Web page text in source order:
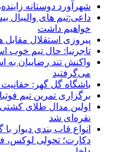
شهرآورد دوستانه
داعی:تیم های والیبال
خواهیم داشت
پیروزی استقلال مقابل
تاجرنیا: حال تیم خوب
واکنش تند رضاییان به
می‌گرفتید
باشگاه گل گهر: حقانیت
برگزاری تمرین تیم
اولین مدال طلای
نقره‌ای شد
انواع قاب بندی دیوار
دکارت؛ تحولی لوکس،